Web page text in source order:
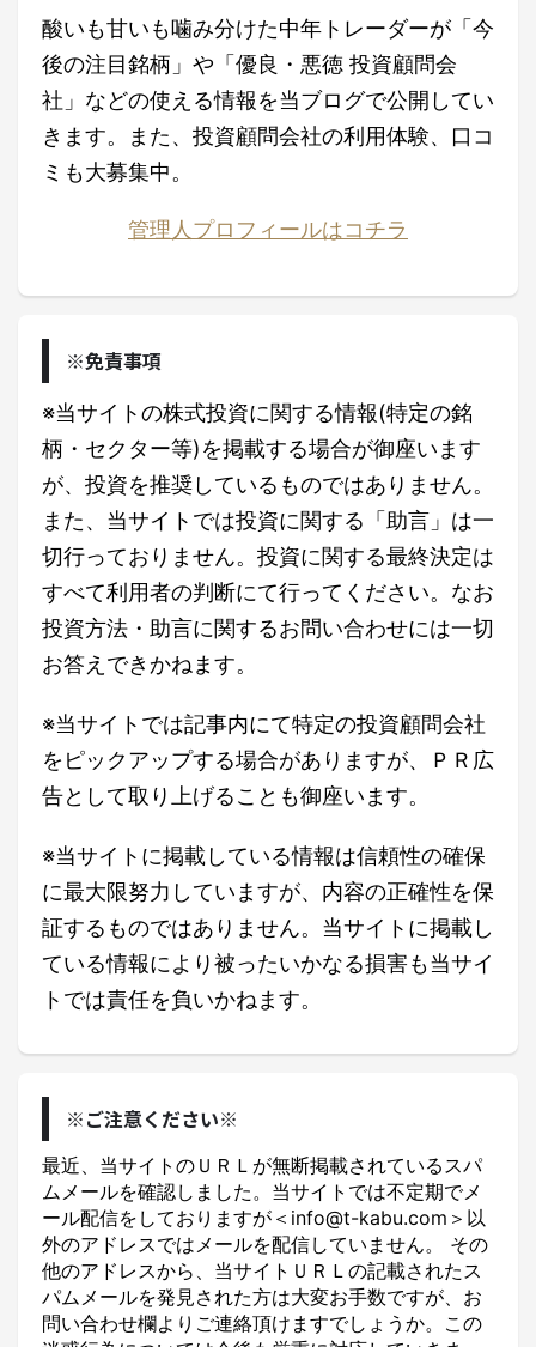
酸いも甘いも噛み分けた中年トレーダーが「今
後の注目銘柄」や「優良・悪徳 投資顧問会
社」などの使える情報を当ブログで公開してい
きます。また、投資顧問会社の利用体験、口コ
ミも大募集中。
管理人プロフィールはコチラ
※免責事項
※当サイトの株式投資に関する情報(特定の銘
柄・セクター等)を掲載する場合が御座います
が、投資を推奨しているものではありません。
また、当サイトでは投資に関する「助言」は一
切行っておりません。投資に関する最終決定は
すべて利用者の判断にて行ってください。なお
投資方法・助言に関するお問い合わせには一切
お答えできかねます。
※当サイトでは記事内にて特定の投資顧問会社
をピックアップする場合がありますが、ＰＲ広
告として取り上げることも御座います。
※当サイトに掲載している情報は信頼性の確保
に最大限努力していますが、内容の正確性を保
証するものではありません。当サイトに掲載し
ている情報により被ったいかなる損害も当サイ
トでは責任を負いかねます。
※ご注意ください※
最近、当サイトのＵＲＬが無断掲載されているスパ
ムメールを確認しました。当サイトでは不定期でメ
ール配信をしておりますが＜info@t-kabu.com＞以
外のアドレスではメールを配信していません。 その
他のアドレスから、当サイトＵＲＬの記載されたス
パムメールを発見された方は大変お手数ですが、お
問い合わせ欄よりご連絡頂けますでしょうか。この